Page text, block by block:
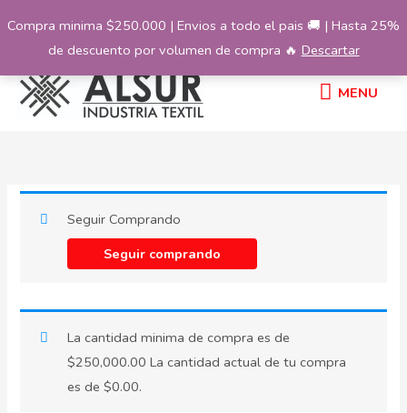
Compra minima $250.000 | Envios a todo el pais 🚚 | Hasta 25%
de descuento por volumen de compra 🔥 Descartar
contenido
MENU
MENU
Seguir comprando
Seguir Comprando
La cantidad minima de compra es de
$250,000.00 La cantidad actual de tu compra
es de $0.00.